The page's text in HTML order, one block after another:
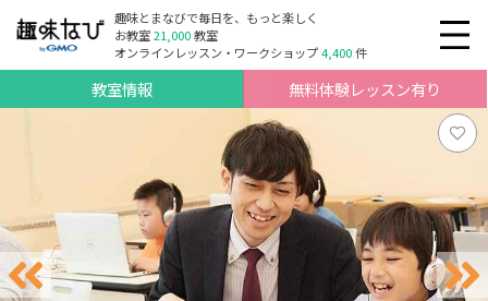
趣味とまなびで毎日を、もっと楽しく
お教室21,000教室
オンラインレッスン・ワークショップ4,400件
教室情報 無料体験レッスン有り